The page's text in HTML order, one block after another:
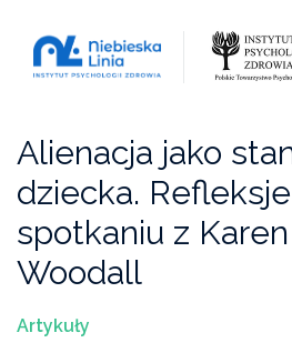
Alienacja jako
dziecka.
spotkaniu z
Woodall
Artykuły